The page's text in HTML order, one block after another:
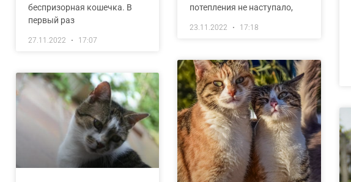
беспризорная кошечка. В
первый раз
27.11.2022 17:07
потепления не наступало,
23.11.2022 17:18